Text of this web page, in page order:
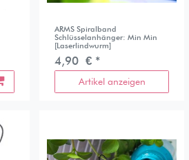
ARMS Spiralband
Schlüsselanhänger: Min Min
[Laserlindwurm]
4,90 € *
Artikel anzeigen